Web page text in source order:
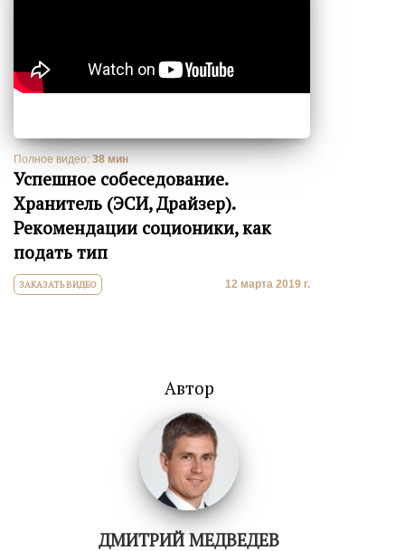
Полное видео: 38 мин
Успешное собеседование.
Хранитель (ЭСИ, Драйзер).
Рекомендации соционики, как
подать тип
ЗАКАЗАТЬ ВИДЕО 12 марта 2019 г.
Автор
ДМИТРИЙ МЕДВЕДЕВ